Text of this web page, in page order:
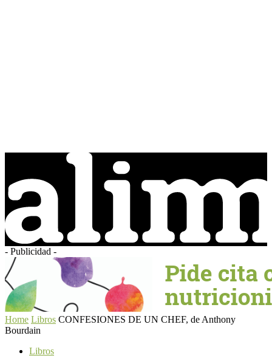
- Publicidad -
Home Libros CONFESIONES DE UN CHEF, de Anthony
Bourdain
Libros